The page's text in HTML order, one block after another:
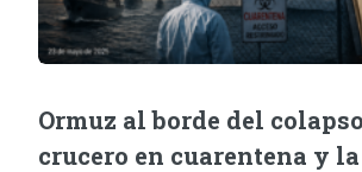
Ormuz al borde del
crucero en cuarentena y